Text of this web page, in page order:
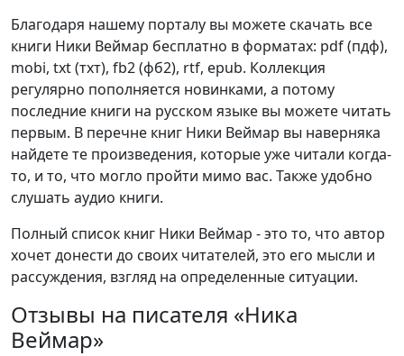
Благодаря нашему порталу вы можете скачать все
книги Ники Веймар бесплатно в форматах: pdf (пдф),
mobi, txt (тхт), fb2 (фб2), rtf, epub. Коллекция
регулярно пополняется новинками, а потому
последние книги на русском языке вы можете читать
первым. В перечне книг Ники Веймар вы наверняка
найдете те произведения, которые уже читали когда-
то, и то, что могло пройти мимо вас. Также удобно
слушать аудио книги.
Полный список книг Ники Веймар - это то, что автор
хочет донести до своих читателей, это его мысли и
рассуждения, взгляд на определенные ситуации.
Отзывы на писателя «Ника
Веймар»